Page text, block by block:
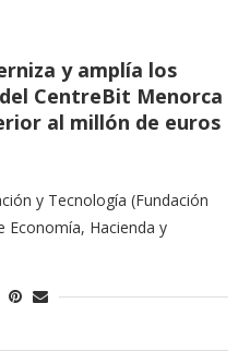
y amplía los
CentreBit Menorca
al millón de euros
y Tecnología (Fundación
Economía, Hacienda y